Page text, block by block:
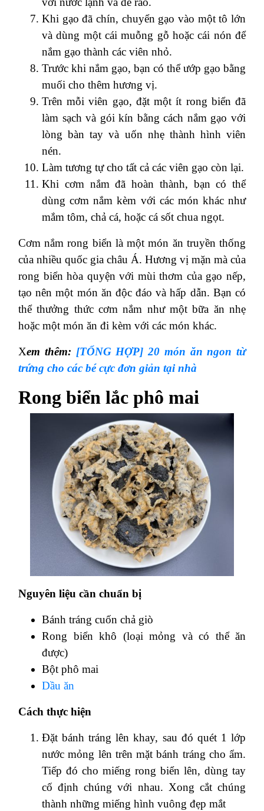
Khi gạo đã chín, chuyển gạo vào một tô lớn
và dùng một cái muỗng gỗ hoặc cái nón để
nắm gạo thành các viên nhỏ.
Trước khi nắm gạo, bạn có thể ướp gạo bằng
muối cho thêm hương vị.
Trên mỗi viên gạo, đặt một ít rong biển đã
làm sạch và gói kín bằng cách nắm gạo với
lòng bàn tay và uốn nhẹ thành hình viên
nén.
Làm tương tự cho tất cả các viên gạo còn lại.
Khi cơm nắm đã hoàn thành, bạn có thể
dùng cơm nắm kèm với các món khác như
mắm tôm, chả cá, hoặc cá sốt chua ngọt.
Cơm nắm rong biển là một món ăn truyền thống
của nhiều quốc gia châu Á. Hương vị mặn mà của
rong biển hòa quyện với mùi thơm của gạo nếp,
tạo nên một món ăn độc đáo và hấp dẫn. Bạn có
thể thưởng thức cơm nắm như một bữa ăn nhẹ
hoặc một món ăn đi kèm với các món khác.
Xem thêm: [TỔNG HỢP] 20 món ăn ngon từ
trứng cho các bé cực đơn giản tại nhà
Rong biển lắc phô mai
Nguyên liệu cần chuẩn bị
Bánh tráng cuốn chả giò
Rong biển khô (loại mỏng và có thể ăn
được)
Bột phô mai
Dầu ăn
Cách thực hiện
Đặt bánh tráng lên khay, sau đó quét 1 lớp
nước mỏng lên trên mặt bánh tráng cho ẩm.
Tiếp đó cho miếng rong biển lên, dùng tay
cố định chúng với nhau. Xong cắt chúng
thành những miếng hình vuông đẹp mắt